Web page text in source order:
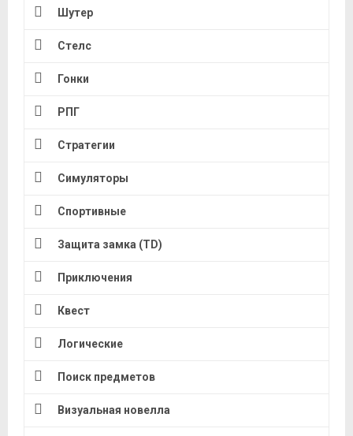
Шутер
Стелс
Гонки
РПГ
Стратегии
Симуляторы
Спортивные
Защита замка (TD)
Приключения
Квест
Логические
Поиск предметов
Визуальная новелла